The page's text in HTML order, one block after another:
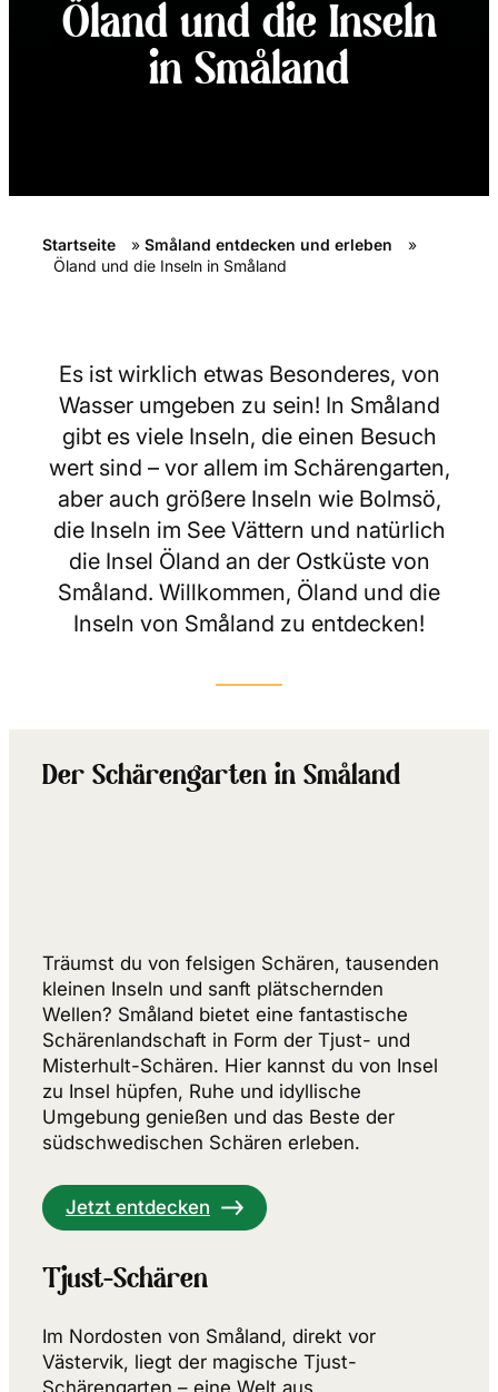
Öland und die Inseln
in Småland
Startseite » Småland entdecken und erleben
»
Öland und die Inseln in Småland
Es ist wirklich etwas Besonderes, von
Wasser umgeben zu sein! In Småland
gibt es viele Inseln, die einen Besuch
wert sind – vor allem im Schärengarten,
aber auch größere Inseln wie Bolmsö,
die Inseln im See Vättern und natürlich
die Insel Öland an der Ostküste von
Småland. Willkommen, Öland und die
Inseln von Småland zu entdecken!
Der Schärengarten in Småland
Träumst du von felsigen Schären, tausenden
kleinen Inseln und sanft plätschernden
Wellen? Småland bietet eine fantastische
Schärenlandschaft in Form der Tjust- und
Misterhult-Schären. Hier kannst du von Insel
zu Insel hüpfen, Ruhe und idyllische
Umgebung genießen und das Beste der
südschwedischen Schären erleben.
Jetzt entdecken
Tjust-Schären
Im Nordosten von Småland, direkt vor
Västervik, liegt der magische Tjust-
Schärengarten – eine Welt aus